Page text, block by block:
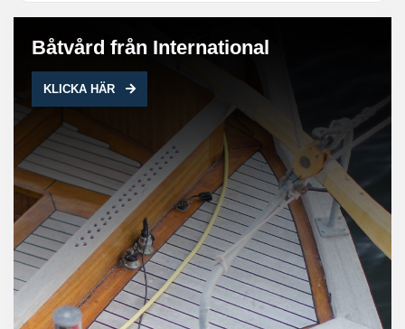
Båtvård från International
KLICKA HÄR